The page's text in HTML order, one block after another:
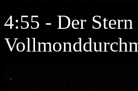
4:55 - Der